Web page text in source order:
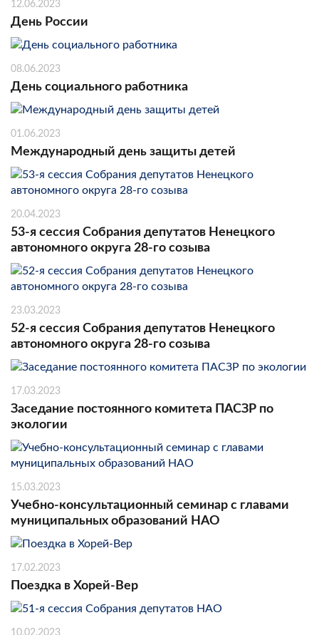
12.06.2023
День России
08.06.2023
День социального работника
01.06.2023
Международный день защиты детей
20.04.2023
53-я сессия Собрания депутатов Ненецкого
автономного округа 28-го созыва
23.03.2023
52-я сессия Собрания депутатов Ненецкого
автономного округа 28-го созыва
17.03.2023
Заседание постоянного комитета ПАСЗР по
экологии
15.03.2023
Учебно-консультационный семинар с главами
муниципальных образований НАО
17.02.2023
Поездка в Хорей-Вер
10.02.2023